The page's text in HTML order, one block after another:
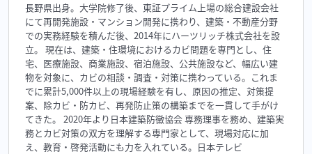
長野県出身。大学院修了後、東証プライム上場の総合建設会社
にて再開発施設・マンション開発に携わり、建築・不動産分野
での実務経験を積んだ後、2014年にハーツリッチ株式会社を設
立。 現在は、建築・住環境におけるカビ問題を専門とし、住
宅、医療施設、商業施設、宿泊施設、公共施設など、幅広い建
物を対象に、カビの相談・調査・対策に携わっている。これま
でに累計5,000件以上の現場経験を有し、原因の推定、対策提
案、除カビ・防カビ、再発防止策の構築までを一貫して手がけ
てきた。 2020年より日本建築防黴協会 専務理事を務め、建築実
務とカビ対策の双方を理解する専門家として、現場対応に加
え、教育・啓発活動にも力を入れている。日本テレビ